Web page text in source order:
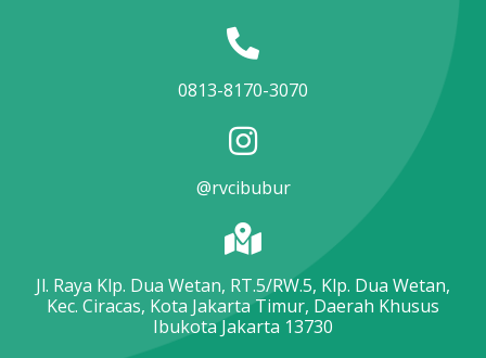
0813-8170-3070
@rvcibubur
Jl. Raya Klp. Dua Wetan, RT.5/RW.5, Klp. Dua Wetan,
Kec. Ciracas, Kota Jakarta Timur, Daerah Khusus
Ibukota Jakarta 13730